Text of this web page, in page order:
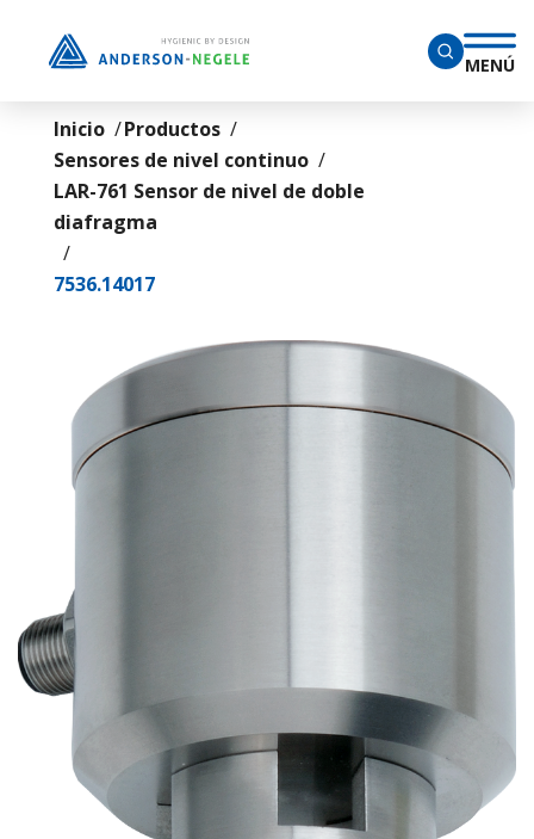
MENÚ
Inicio
Productos
Sensores de nivel continuo
LAR-761 Sensor de nivel de doble
diafragma
7536.14017